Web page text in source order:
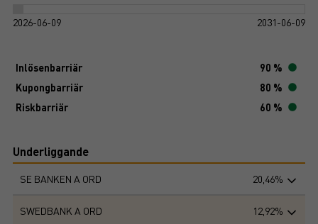
2026-06-09 2031-06-09
Inlösenbarriär
90 %
Kupongbarriär
80 %
Riskbarriär
60 %
Underliggande
SE BANKEN A ORD 20,46%
SWEDBANK A ORD 12,92%